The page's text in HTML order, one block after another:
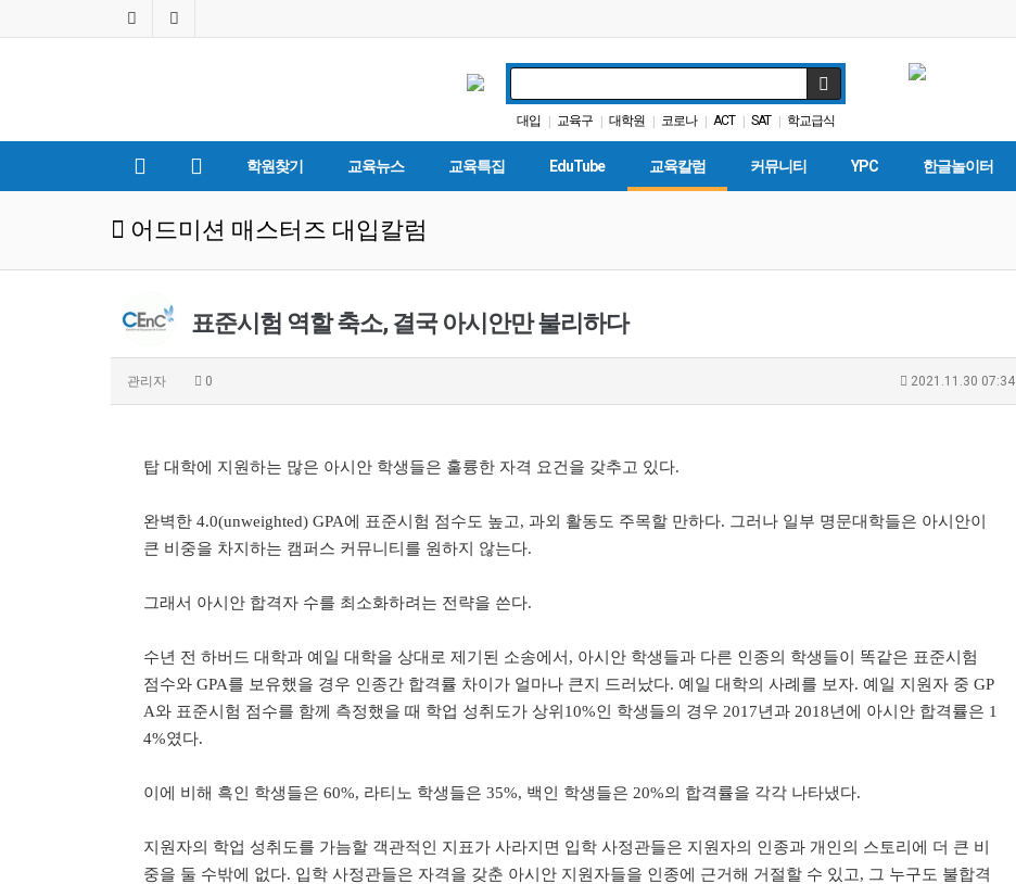
대입 | 교육구 | 대학원 | 코로나 | ACT | SAT | 학교급식
| 차터스쿨 | 가주교육신문 | 커먼코어
학원찾기 교육뉴스 교육특집 EduTube 교육칼럼 커뮤니티 YPC 한글놀이터
어드미션 매스터즈 대입칼럼
표준시험 역할 축소, 결국 아시안만 불리하다
관리자 0 2021.11.30 07:34
탑 대학에 지원하는 많은 아시안 학생들은 훌륭한 자격 요건을 갖추고 있다.
완벽한 4.0(unweighted) GPA에 표준시험 점수도 높고, 과외 활동도 주목할 만하다. 그러나 일부 명문대학들은 아시안이
큰 비중을 차지하는 캠퍼스 커뮤니티를 원하지 않는다.
그래서 아시안 합격자 수를 최소화하려는 전략을 쓴다.
수년 전 하버드 대학과 예일 대학을 상대로 제기된 소송에서, 아시안 학생들과 다른 인종의 학생들이 똑같은 표준시험
점수와 GPA를 보유했을 경우 인종간 합격률 차이가 얼마나 큰지 드러났다. 예일 대학의 사례를 보자. 예일 지원자 중 GP
A와 표준시험 점수를 함께 측정했을 때 학업 성취도가 상위10%인 학생들의 경우 2017년과 2018년에 아시안 합격률은 1
4%였다.
이에 비해 흑인 학생들은 60%, 라티노 학생들은 35%, 백인 학생들은 20%의 합격률을 각각 나타냈다.
지원자의 학업 성취도를 가늠할 객관적인 지표가 사라지면 입학 사정관들은 지원자의 인종과 개인의 스토리에 더 큰 비
중을 둘 수밖에 없다. 입학 사정관들은 자격을 갖춘 아시안 지원자들을 인종에 근거해 거절할 수 있고, 그 누구도 불합격